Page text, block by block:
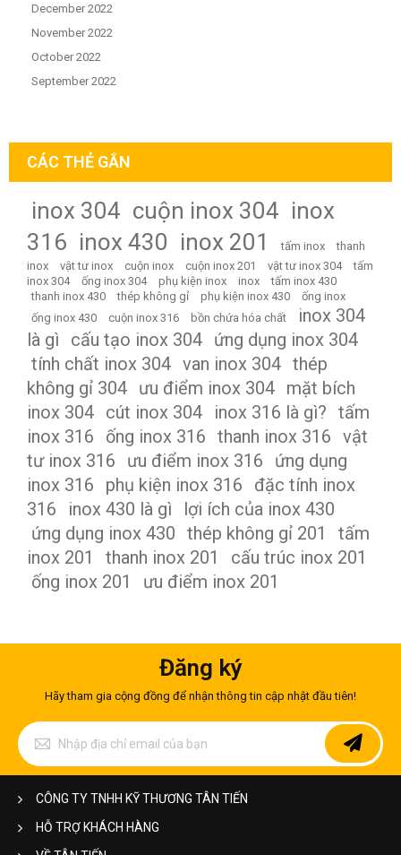
December 2022
November 2022
October 2022
September 2022
CÁC THẺ GẮN
inox 304 cuộn inox 304 inox
316 inox 430 inox 201 tấm inox
thanh
inox
vật tư inox cuộn inox cuộn inox 201 vật tư inox 304
tấm
inox 304
ống inox 304 phụ kiện inox inox
tấm inox 430
thanh inox 430
thép không gỉ phụ kiện inox 430
ống inox
ống inox 430
cuộn inox 316 bồn chứa hóa chất
inox 304
là gì
cấu tạo inox 304 ứng dụng inox 304
tính chất inox 304 van inox 304 thép
không gỉ 304 ưu điểm inox 304 mặt bích
inox 304 cút inox 304 inox 316 là gì? tấm
inox 316
ống inox 316 thanh inox 316 vật
tư inox 316
ưu điểm inox 316
ứng dụng
inox 316
phụ kiện inox 316
đặc tính inox
316
inox 430 là gì
lợi ích của inox 430
ứng dụng inox 430 thép không gỉ 201
tấm
inox 201
thanh inox 201
cấu trúc inox 201
ống inox 201
ưu điểm inox 201
Đăng ký
Hãy tham gia cộng đồng để nhận thông tin cập nhật đầu tiên!
Đăng
ký
để
nhận
tin
chúng
CÔNG TY TNHH KỸ THƯƠNG TÂN TIẾN
HỖ TRỢ KHÁCH HÀNG